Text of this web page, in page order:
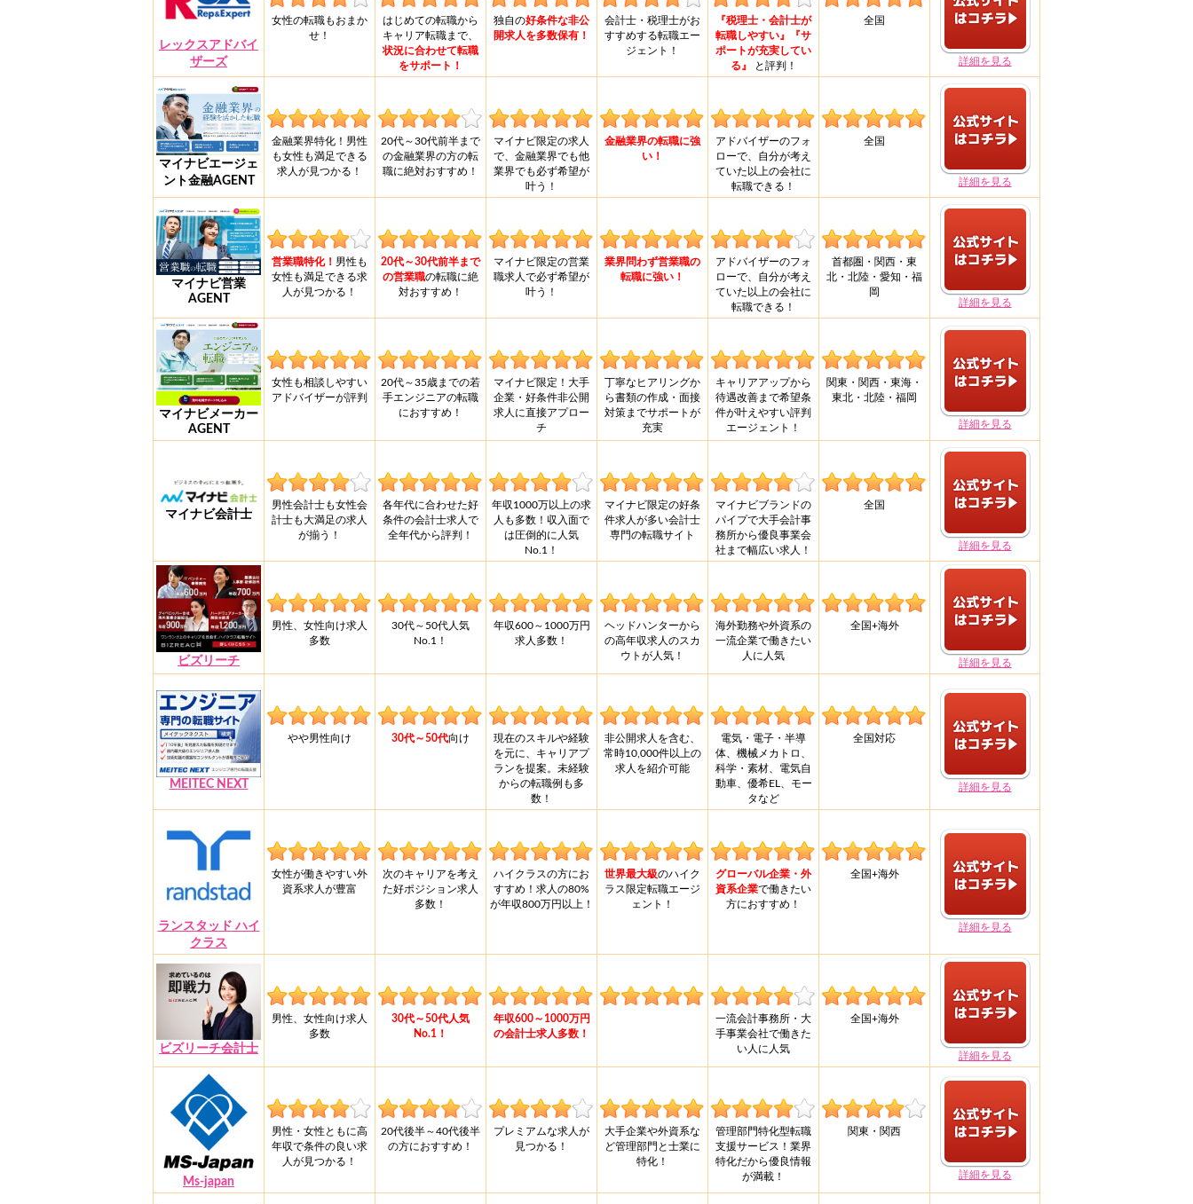
レックスアドバイ
ザーズ
女性の転職もおまか
せ！
はじめての転職から
キャリア転職まで、
状況に合わせて転職
をサポート！
独自の好条件な非公
開求人を多数保有！
会計士・税理士がお
すすめする転職エー
ジェント！
『税理士・会計士が
転職しやすい』『サ
ポートが充実してい
る』
と評判！
全国
詳細を見る
マイナビエージェ
ント金融AGENT
金融業界特化！男性
も女性も満足できる
求人が見つかる！
20代～30代前半まで
の金融業界の方の転
職に絶対おすすめ！
マイナビ限定の求人
で、金融業界でも他
業界でも必ず希望が
叶う！
金融業界の転職に強
い！
アドバイザーのフォ
ローで、自分が考え
ていた以上の会社に
転職できる！
全国
詳細を見る
マイナビ営業
AGENT
営業職特化！ 男性も
女性も満足できる求
人が見つかる！
20代～30代前半まで
の営業職の転職に絶
対おすすめ！
マイナビ限定の営業
職求人で必ず希望が
叶う！
業界問わず営業職の
転職に強い！
アドバイザーのフォ
ローで、自分が考え
ていた以上の会社に
転職できる！
首都圏・関西・東
北・北陸・愛知・福
岡
詳細を見る
マイナビメーカー
AGENT
女性も相談しやすい
アドバイザーが評判
20代～35歳までの若
手エンジニアの転職
におすすめ！
マイナビ限定！大手
企業・好条件非公開
求人に直接アプロー
チ
丁寧なヒアリングか
ら書類の作成・面接
対策までサポートが
充実
キャリアアップから
待遇改善まで希望条
件が叶えやすい評判
エージェント！
関東・関西・東海・
東北・北陸・福岡
詳細を見る
マイナビ会計士
男性会計士も女性会
計士も大満足の求人
が揃う！
各年代に合わせた好
条件の会計士求人で
全年代から評判！
年収1000万以上の求
人も多数！収入面で
は圧倒的に人気
No.1！
マイナビ限定の好条
件求人が多い会計士
専門の転職サイト
マイナビブランドの
パイプで大手会計事
務所から優良事業会
社まで幅広い求人！
全国
詳細を見る
ビズリーチ
男性、女性向け求人
多数
30代～50代人気
No.1！
年収600～1000万円
求人多数！
ヘッドハンターから
の高年収求人のスカ
ウトが人気！
海外勤務や外資系の
一流企業で働きたい
人に人気
全国+海外
詳細を見る
MEITEC NEXT
やや男性向け 30代～50代向け
現在のスキルや経験
を元に、キャリアプ
ランを提案。未経験
からの転職例も多
数！
非公開求人を含む、
常時10,000件以上の
求人を紹介可能
電気・電子・半導
体、機械メカトロ、
科学・素材、電気自
動車、優希EL、モー
タなど
全国対応
詳細を見る
ランスタッド ハイ
クラス
女性が働きやすい外
資系求人が豊富
次のキャリアを考え
た好ポジション求人
多数！
ハイクラスの方にお
すすめ！求人の80%
が年収800万円以上！
世界最大級のハイク
ラス限定転職エージ
ェント！
グローバル企業・外
資系企業で働きたい
方におすすめ！
全国+海外
詳細を見る
ビズリーチ会計士
男性、女性向け求人
多数
30代～50代人気
No.1！
年収600～1000万円
の会計士求人多数！
一流会計事務所・大
手事業会社で働きた
い人に人気
全国+海外
詳細を見る
Ms-japan
男性・女性ともに高
年収で条件の良い求
人が見つかる！
20代後半～40代後半
の方におすすめ！
プレミアムな求人が
見つかる！
大手企業や外資系な
ど管理部門と士業に
特化！
管理部門特化型転職
支援サービス！業界
特化だから優良情報
が満載！
関東・関西
詳細を見る